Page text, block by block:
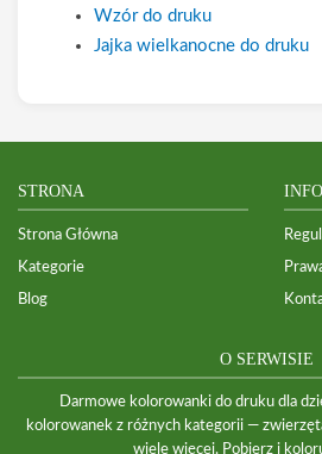
Wzór do druku
Jajka wielkanocne do druku
STRONA
Strona Główna
Kategorie
Blog
O SERWISIE
Darmowe kolorowanki do druku dla
kolorowanek z różnych kategorii —
wiele więcej. Pobierz i